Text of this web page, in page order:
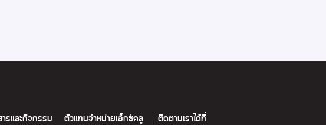
ารและกิจกรรม
ตัวแทนจำหน่ายเอ็กซ์คลู
ติดตามเราได้ที่